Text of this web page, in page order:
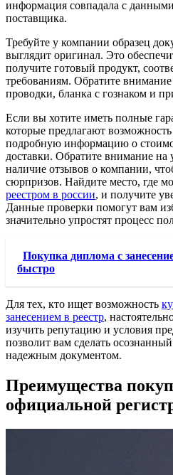
информация совпадала с
поставщика.
Требуйте у компании образец
выглядит оригинал. Это
получите готовый продукт,
требованиям. Обратите
проводки, бланка с гознаком и
Если вы хотите иметь полные
которые предлагают
подробную информацию о
доставки. Обратите внимание на
наличие отзывов о компании,
сюрпризов. Найдите место, где
реестром в россии, и получите
Данные проверки помогут вам
значительно упростят процесс
Покупка диплома с
быстро
Для тех, кто ищет возможность
занесением в реестр,
изучить репутацию и условия
позволит вам сделать
надежным документом.
Преимущества
официальной